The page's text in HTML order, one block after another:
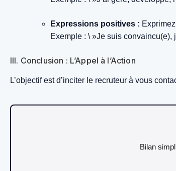
Expressions positives :
Exemple : \ »Je suis
III. Conclusion : L’Appel à l’Action
L’objectif est d’inciter le recruteur à vous
Bilan